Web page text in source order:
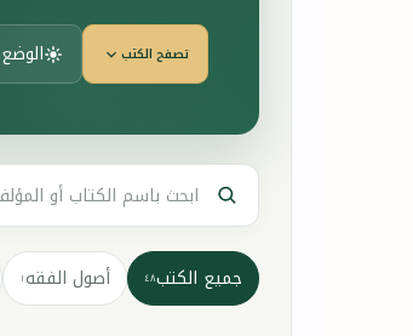
تصفح الكتب
جميع الكتب٤٨ أصول الفقه١